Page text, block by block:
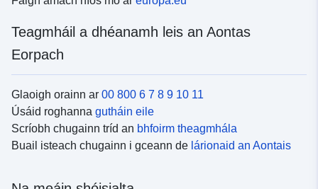
Teagmháil a dhéanamh leis an Aontas
Eorpach
Glaoigh orainn ar 00 800 6 7 8 9 10 11
Úsáid roghanna gutháin eile
Scríobh chugainn tríd an bhfoirm theagmhála
Buail isteach chugainn i gceann de lárionaid an Aontais